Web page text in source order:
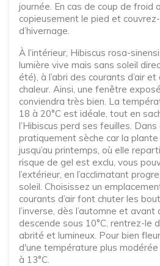
journée. En cas de coup de froid
copieusement le pied et couvrez-
d’hivernage.
À l’intérieur, Hibiscus rosa-
lumière vive mais sans soleil
été), à l’abri des courants d’air
chaleur. Ainsi, une fenêtre
conviendra très bien. La
18 à 20°C est idéale, tout en
l’Hibiscus perd ses feuilles.
pratiquement sèche car la
jusqu’au printemps, où elle
risque de gel est exclu, vous
l’extérieur, en l’acclimatant
soleil. Choisissez un
courants d’air font chuter les
l’inverse, dès l’automne et
descende sous 10°C, rentrez-le
abrité et lumineux. Pour bien
d'une température plus
à 13°C.